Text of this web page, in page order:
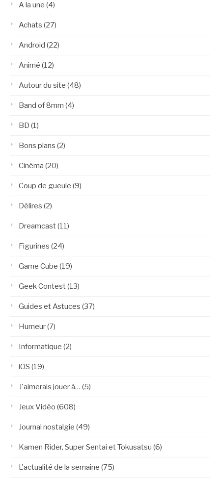
A la une (4)
Achats (27)
Android (22)
Animé (12)
Autour du site (48)
Band of 8mm (4)
BD (1)
Bons plans (2)
Cinéma (20)
Coup de gueule (9)
Délires (2)
Dreamcast(11)
Figurines (24)
Game Cube (19)
Geek Contest(13)
Guides et Astuces (37)
Humeur(7)
Informatique (2)
iOS (19)
J'aimerais jouer à… (5)
Jeux Vidéo (608)
Journal nostalgie (49)
Kamen Rider, Super Sentai et Tokusatsu (6)
L'actualité de la semaine (75)